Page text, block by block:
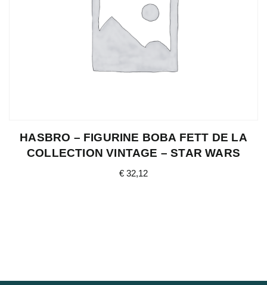
HASBRO – FIGURINE BOBA FETT DE LA
COLLECTION VINTAGE – STAR WARS
€ 32,12